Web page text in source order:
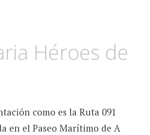
Héroes de
como es la Ruta 091
en el Paseo Marítimo de A